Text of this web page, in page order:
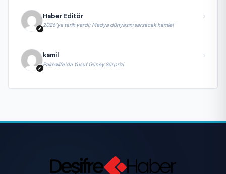
Haber Editör
2026’ya tarih verdi; Medya dünyasını sarsacak hamle!
kamil
Palmalife’da Yusuf Güney Sürprizi